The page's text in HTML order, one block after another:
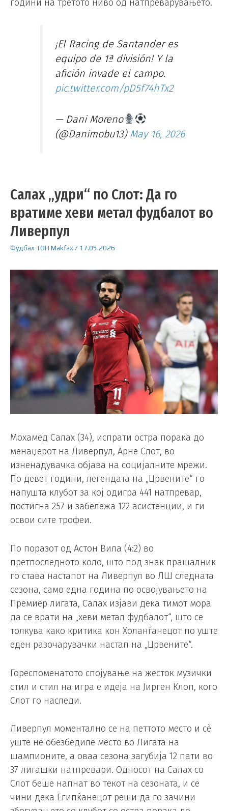
години на третото ниво од натпреварувањето.
¡El Racing de Santander es
equipo de 1ª división! Y la
afición invade el campo.
pic.twitter.com/pD5f74hTx2
— Dani Moreno
(@Danimobu13) May 16, 2026
Салах „удри“ по Слот: Да го
вратиме хеви метал фудбалот во
Ливерпул
Фудбал ТОП Makfax/ 17.05.2026
Мохамед Салах (34), испрати остра порака до
менаџерот на Ливерпул, Арне Слот, во
изненадувачка објава на социјалните мрежи.
По девет години, легендата на „Црвените“ го
напушта клубот за кој одигра 441 натпревар,
постигна 257 и забележа 122 асистенции, и ги
освои сите трофеи.
По поразот од Астон Вила (4:2) во
претпоследното коло, што под знак прашалник
го става настапот на Ливерпул во ЛШ следната
сезона, само една година по освојувањето на
Премиер лигата, Салах изјави дека тимот мора
да се врати на „хеви метал фудбалот“, што се
толкува како критика кон Холанѓанецот по уште
еден разочарувачки настап на „Црвените“.
Гореспоменатото спојување на жесток музички
стил и стил на игра е идеја на Јирген Клоп, кого
Слот го наследи.
Ливерпул моментално се на петтото место и сè
уште не обезбедиле место во Лигата на
шампионите, а оваа сезона загубија 12 пати во
37 лигашки натпревари. Односот на Салах со
Слот беше напнат во текот на сезоната, и се
чини дека Египќанецот реши да го зачини